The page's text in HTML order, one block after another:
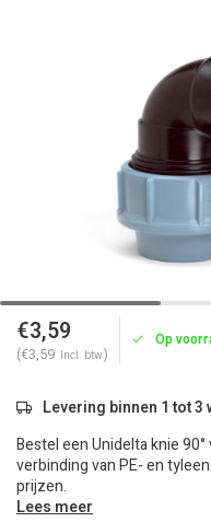
€3,59
(€3,59 Incl. btw)
Op
Levering binnen 1 tot 3
Bestel een Unidelta knie
verbinding van PE- en
prijzen.
Lees meer